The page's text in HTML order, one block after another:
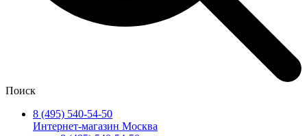
Поиск
8 (495) 540-54-50
Интернет-магазин Москва